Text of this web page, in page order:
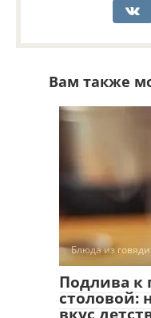
Вам также
Блюда из
Подлива к
столовой: